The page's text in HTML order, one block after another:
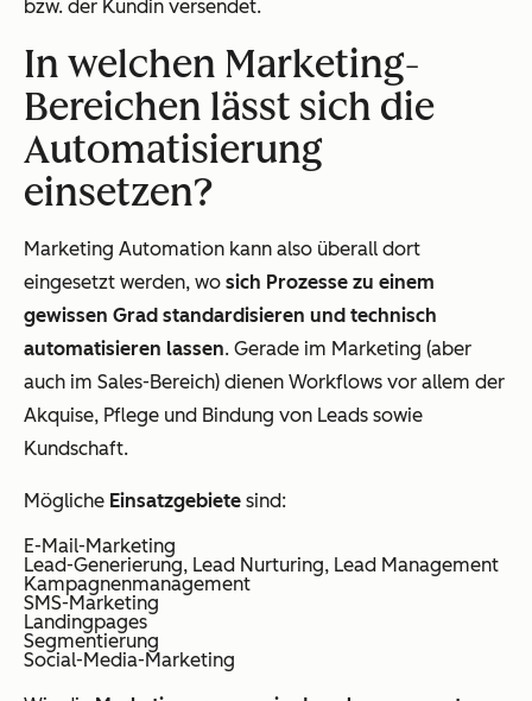
bzw. der Kundin versendet.
In welchen Marketing-
Bereichen lässt sich die
Automatisierung
einsetzen?
Marketing Automation kann also überall dort
eingesetzt werden, wo sich Prozesse zu einem
gewissen Grad standardisieren und technisch
automatisieren lassen. Gerade im Marketing (aber
auch im Sales-Bereich) dienen Workflows vor allem der
Akquise, Pflege und Bindung von Leads sowie
Kundschaft.
Mögliche Einsatzgebiete sind:
E-Mail-Marketing
Lead-Generierung, Lead Nurturing, Lead Management
Kampagnenmanagement
SMS-Marketing
Landingpages
Segmentierung
Social-Media-Marketing